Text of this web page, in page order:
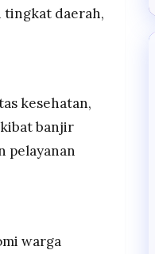
tingkat daerah,
kesehatan,
banjir
pelayanan
warga